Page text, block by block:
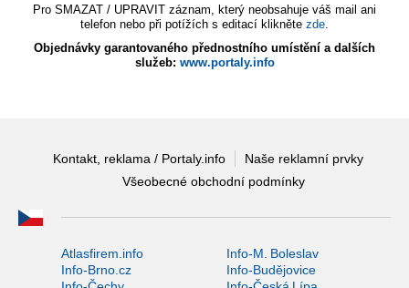
Pro SMAZAT / UPRAVIT záznam, který neobsahuje váš mail ani
telefon nebo při potížích s editací klikněte zde.
Objednávky garantovaného přednostního umístění a dalších
služeb: www.portaly.info
Kontakt, reklama / Portaly.info
Naše reklamní prvky
Všeobecné obchodní podmínky
Atlasfirem.info
Info-M. Boleslav
Info-Brno.cz
Info-Budějovice